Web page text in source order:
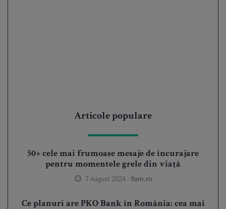
Articole populare
50+ cele mai frumoase mesaje de încurajare
pentru momentele grele din viață
7 August 2024 -9am.ro
Ce planuri are PKO Bank în România: cea mai